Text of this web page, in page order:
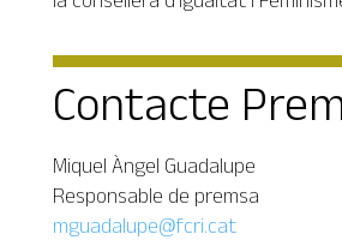
Contacte
Miquel Àngel Guadalupe
Responsable de premsa
mguadalupe@fcri.cat